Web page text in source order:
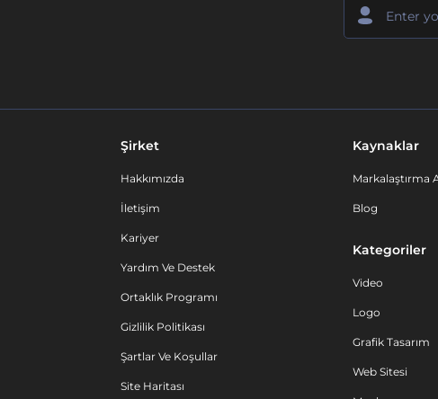
Şirket
Hakkımızda
İletişim
Kariyer
Yardım Ve Destek
Ortaklık Programı
Gizlilik Politikası
Şartlar Ve Koşullar
Site Haritası
Kaynaklar
Markalaştırma
Blog
Kategoriler
Video
Logo
Grafik Tasarım
Web Sitesi